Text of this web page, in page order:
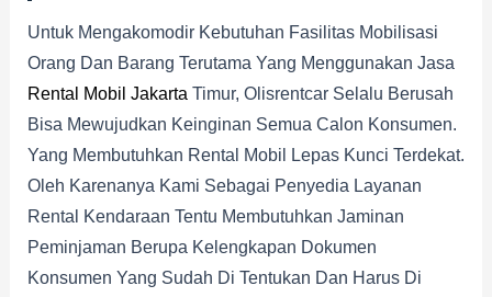
Untuk Mengakomodir Kebutuhan Fasilitas Mobilisasi
Orang Dan Barang Terutama Yang Menggunakan Jasa
Rental Mobil Jakarta Timur, Olisrentcar Selalu Berusah
Bisa Mewujudkan Keinginan Semua Calon Konsumen.
Yang Membutuhkan Rental Mobil Lepas Kunci Terdekat.
Oleh Karenanya Kami Sebagai Penyedia Layanan
Rental Kendaraan Tentu Membutuhkan Jaminan
Peminjaman Berupa Kelengkapan Dokumen
Konsumen Yang Sudah Di Tentukan Dan Harus Di